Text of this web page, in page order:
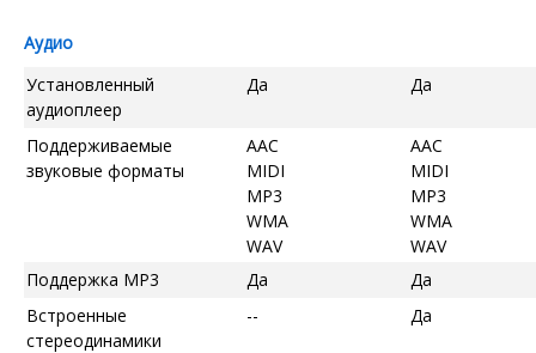
Аудио
Установленный
аудиоплеер
Да Да
Поддерживаемые
звуковые форматы
AAC
MIDI
MP3
WMA
WAV
AAC
MIDI
MP3
WMA
WAV
Поддержка MP3
Да
Да
Встроенные
стереодинамики
-- Да